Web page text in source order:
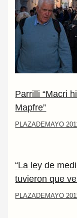
Parrilli “Macri
Mapfre”
PLAZADEMAYO
“La ley de
tuvieron que
PLAZADEMAYO